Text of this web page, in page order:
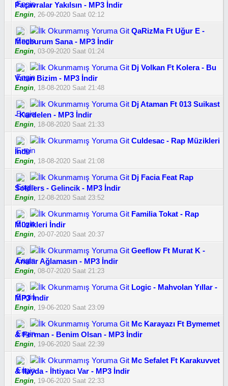
Paçavralar Yakılsın - MP3 İndir
Engin, 26-09-2020 Saat 02:12
QaRizMa Ft Uğur E -
Mecburum Sana - MP3 İndir
Engin, 03-09-2020 Saat 01:24
Dj Volkan Ft Kolera - Bu
Vatan Bizim - MP3 İndir
Engin, 18-08-2020 Saat 21:48
Dj Ataman Ft 013 Suikast
- Kardelen - MP3 İndir
Engin, 18-08-2020 Saat 21:33
Culdesac - Rap Müzikleri
İndir
Engin, 18-08-2020 Saat 21:08
Dj Facia Feat Rap
Soldiers - Gelincik - MP3 İndir
Engin, 12-08-2020 Saat 23:52
Familia Tokat - Rap
Müzikleri İndir
Engin, 20-07-2020 Saat 20:37
Geeflow Ft Murat K -
Analar Ağlamasın - MP3 İndir
Engin, 08-07-2020 Saat 21:23
Logic - Mahvolan Yıllar -
MP3 İndir
Engin, 19-06-2020 Saat 23:09
Mc Karayazı Ft Bymemet
& Ferman - Benim Olsan - MP3 İndir
Engin, 19-06-2020 Saat 22:39
Mc Sefalet Ft Karakuvvet
& İlayda - İhtiyacı Var - MP3 İndir
Engin, 19-06-2020 Saat 22:33